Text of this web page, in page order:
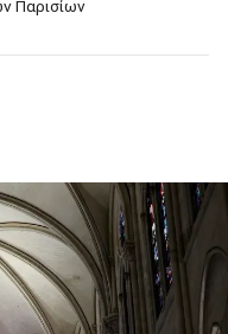
Παρισίων